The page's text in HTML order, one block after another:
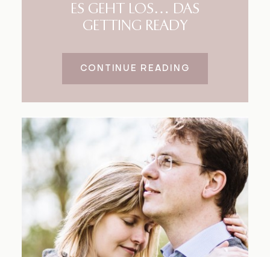
ES GEHT LOS… DAS
GETTING READY
CONTINUE READING